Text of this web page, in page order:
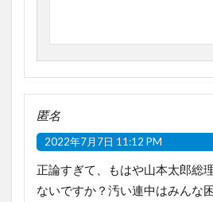
匿名
2022年7月7日 11:12 PM
正論すぎて、もはや山本太郎総
ないですか？汚い連中はみんな